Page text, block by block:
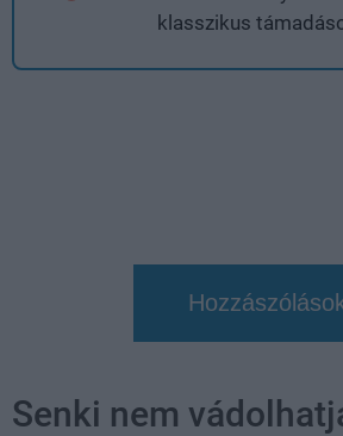
klasszikus
Senki nem